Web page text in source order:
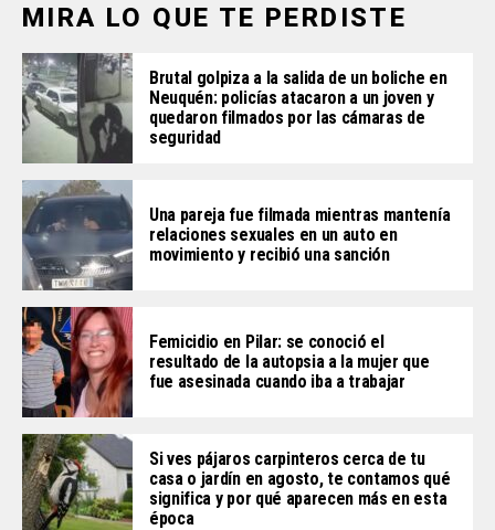
MIRA LO QUE TE PERDISTE
Brutal golpiza a la salida de un boliche en
Neuquén: policías atacaron a un joven y
quedaron filmados por las cámaras de
seguridad
Una pareja fue filmada mientras mantenía
relaciones sexuales en un auto en
movimiento y recibió una sanción
Femicidio en Pilar: se conoció el
resultado de la autopsia a la mujer que
fue asesinada cuando iba a trabajar
Si ves pájaros carpinteros cerca de tu
casa o jardín en agosto, te contamos qué
significa y por qué aparecen más en esta
época